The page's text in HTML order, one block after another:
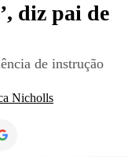
diz pai de
de instrução
Nicholls